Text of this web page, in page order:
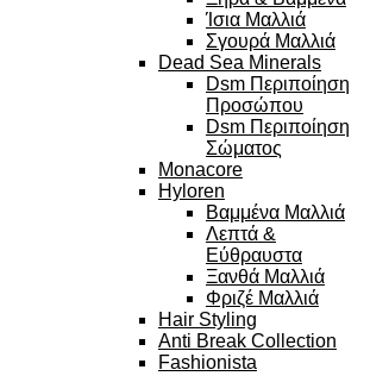
Ίσια Μαλλιά
Σγουρά Μαλλιά
Dead Sea Minerals
Dsm Περιποίηση
Προσώπου
Dsm Περιποίηση
Σώματος
Monacore
Hyloren
Βαμμένα Μαλλιά
Λεπτά &
Εύθραυστα
Ξανθά Μαλλιά
Φριζέ Μαλλιά
Hair Styling
Anti Break Collection
Fashionista